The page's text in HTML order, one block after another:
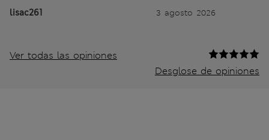
lisac261 3 agosto 2026
Ver todas las opiniones
Desglose de opiniones